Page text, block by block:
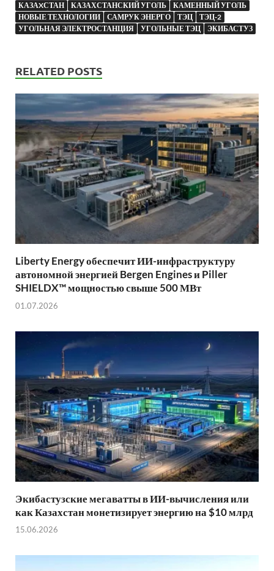
КАЗАXСТАН
КАЗАХСТАНСКИЙ УГОЛЬ
КАМЕННЫЙ УГОЛЬ
НОВЫЕ ТЕХНОЛОГИИ
САМРУК ЭНЕРГО ТЭЦ
ТЭЦ-2
УГОЛЬНАЯ ЭЛЕКТРОСТАНЦИЯ
УГОЛЬНЫЕ ТЭЦ ЭКИБАСТУЗ
RELATED POSTS
Liberty Energy обеспечит ИИ-инфраструктуру
автономной энергией Bergen Engines и Piller
SHIELDX™ мощностью свыше 500 МВт
01.07.2026
Экибастузские мегаватты в ИИ-вычисления или
как Казахстан монетизирует энергию на $10 млрд
15.06.2026